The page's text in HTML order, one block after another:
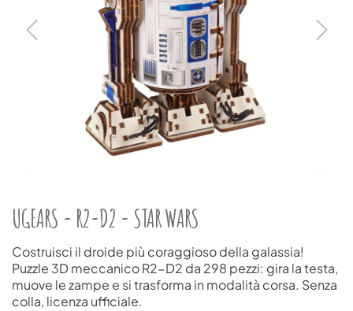
UGEARS - R2-D2 - STAR WARS
Costruisci il droide più coraggioso della galassia!
Puzzle 3D meccanico R2-D2 da 298 pezzi: gira la testa,
muove le zampe e si trasforma in modalità corsa. Senza
colla, licenza ufficiale.